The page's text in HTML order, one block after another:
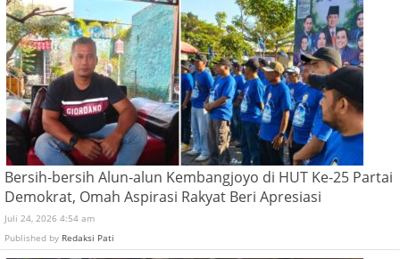
Bersih-bersih Alun-alun Kembangjoyo di HUT Ke-25 Partai
Demokrat, Omah Aspirasi Rakyat Beri Apresiasi
Juli 24, 2026 4:54 am
Published by Redaksi Pati